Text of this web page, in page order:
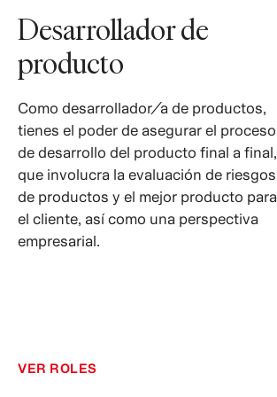
Desarrollador de
producto
Como desarrollador/a de productos,
tienes el poder de asegurar el proceso
de desarrollo del producto final a final,
que involucra la evaluación de riesgos
de productos y el mejor producto para
el cliente, así como una perspectiva
empresarial.
VER ROLES